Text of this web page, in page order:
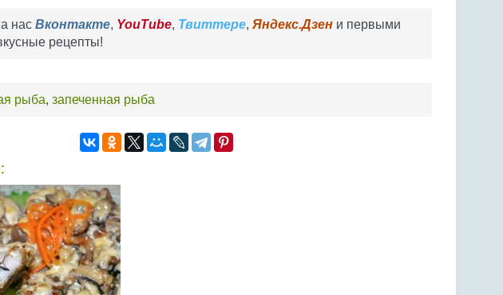
нас Вконтакте, YouTube, Твиттере, Яндекс.Дзен и первыми
рецепты!
рыба, запеченная рыба